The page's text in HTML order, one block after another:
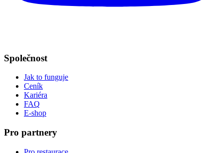
Společnost
Jak to funguje
Ceník
Kariéra
FAQ
E-shop
Pro partnery